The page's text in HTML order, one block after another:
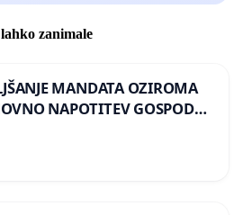
zanimale
MANDATA OZIROMA
NAPOTITEV GOSPODA
NA VELEPOSLANIŠTVO
V MOSKVI